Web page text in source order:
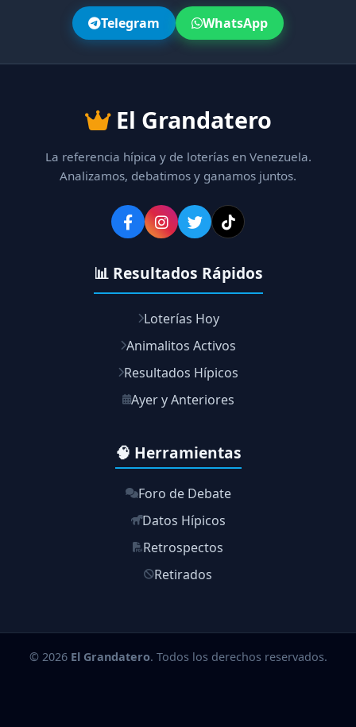
Telegram WhatsApp
El Grandatero
La referencia hípica y de loterías en Venezuela.
Analizamos, debatimos y ganamos juntos.
📊 Resultados Rápidos
Loterías Hoy
Animalitos Activos
Resultados Hípicos
Ayer y Anteriores
🧠 Herramientas
Foro de Debate
Datos Hípicos
Retrospectos
Retirados
© 2026 El Grandatero. Todos los derechos reservados.